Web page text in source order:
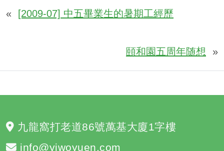
« [2009-07] 中五畢業生的暑期工經歷
頤和園五周年随想 »
九龍窩打老道86號萬基大廈1字樓
info@yiwoyuen.com